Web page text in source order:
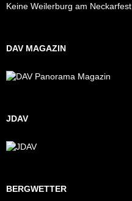
Keine Weilerburg am Neckarfest
DAV MAGAZIN
JDAV
BERGWETTER